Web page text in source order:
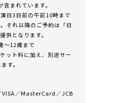
まれています。
日3日前の午前10時まで
それ以降のご予約は「日
供となります。
～12歳まで
ット料に加え、別途サー
す。
VISA／MasterCard／JCB